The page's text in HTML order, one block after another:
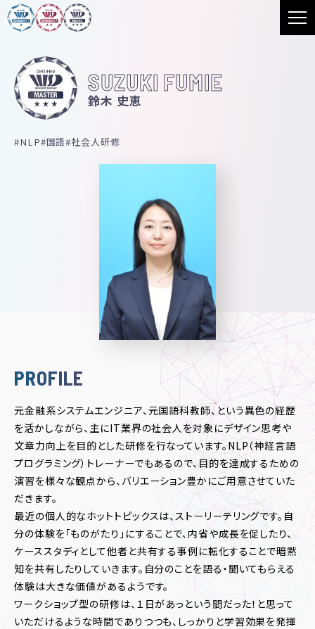
SUZUKI FUMIE
鈴木 史恵
NLP 国語 社会人研修
PROFILE
元金融系システムエンジニア、元国語科教師、という異色の経歴
を活かしながら、主にIT業界の社会人を対象にデザイン思考や
文章力向上を目的とした研修を行なっています。NLP（神経言語
プログラミング）トレーナーでもあるので、目的を達成するための
演習を様々な観点から、バリエーション豊かにご用意させていた
だきます。
最近の個人的なホットトピックスは、ストーリーテリングです。自
分の体験を「ものがたり」にすることで、内省や成長を促したり、
ケーススタディとして他者と共有する事例に転化することで暗黙
知を共有したりしていきます。自分のことを語る・聞いてもらえる
体験は大きな価値があるようです。
ワークショップ型の研修は、１日があっという間だった！と思って
いただけるような時間でありつつも、しっかりと学習効果を発揮